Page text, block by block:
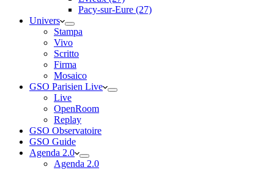
Pacy-sur-Eure (27)
Univers
Stampa
Vivo
Scritto
Firma
Mosaico
GSO Parisien Live
Live
OpenRoom
Replay
GSO Observatoire
GSO Guide
Agenda 2.0
Agenda 2.0